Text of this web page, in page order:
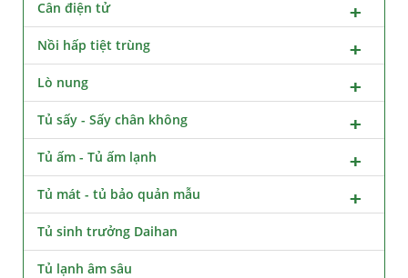
Cân điện tử
Nồi hấp tiệt trùng
Lò nung
Tủ sấy - Sấy chân không
Tủ ấm - Tủ ấm lạnh
Tủ mát - tủ bảo quản mẫu
Tủ sinh trưởng Daihan
Tủ lạnh âm sâu